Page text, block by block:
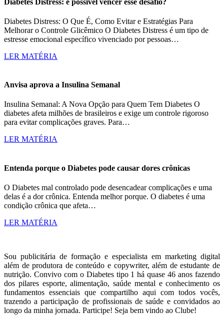
Diabetes Distress: O Que É, Como Evitar e Estratégias Para
Melhorar o Controle Glicêmico O Diabetes Distress é um tipo de
estresse emocional específico vivenciado por pessoas…
LER MATÉRIA
Anvisa aprova a Insulina Semanal
Insulina Semanal: A Nova Opção para Quem Tem Diabetes O
diabetes afeta milhões de brasileiros e exige um controle rigoroso
para evitar complicações graves. Para…
LER MATÉRIA
Entenda porque o Diabetes pode causar dores crônicas
O Diabetes mal controlado pode desencadear complicações e uma
delas é a dor crônica. Entenda melhor porque. O diabetes é uma
condição crônica que afeta…
LER MATÉRIA
Sou publicitária de formação e especialista em marketing digital
além de produtora de conteúdo e copywriter, além de estudante de
nutrição. Convivo com o Diabetes tipo 1 há quase 46 anos fazendo
dos pilares esporte, alimentação, saúde mental e conhecimento os
fundamentos essenciais que compartilho aqui com todos vocês,
trazendo a participação de profissionais de saúde e convidados ao
longo da minha jornada. Participe! Seja bem vindo ao Clube!